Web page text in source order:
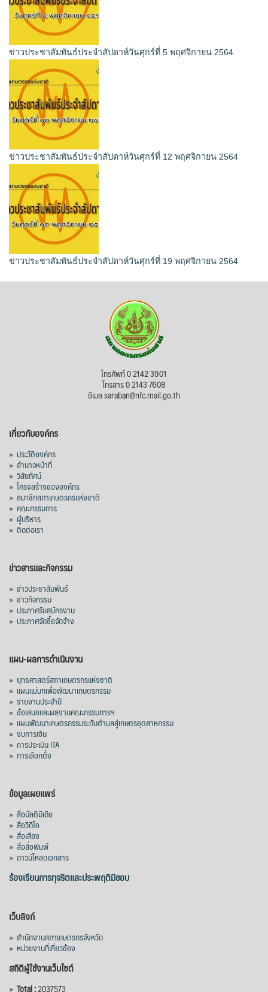
ข่าวประชาสัมพันธ์ประจำสัปดาห์วันศุกร์ที่ 5 พฤศจิกายน 2564
ข่าวประชาสัมพันธ์ประจำสัปดาห์วันศุกร์ที่ 12 พฤศจิกายน 2564
ข่าวประชาสัมพันธ์ประจำสัปดาห์วันศุกร์ที่ 19 พฤศจิกายน 2564
โทรศัพท์ 0 2142 3901
โทรสาร 0 2143 7608
อีเมล saraban@nfc.mail.go.th
เกี่ยวกับองค์กร
» ประวัติองค์กร
» อำนาจหน้าที่
» วิสัยทัศน์
» โครงสร้างขององค์กร
» สมาชิกสภาเกษตรกรแห่งชาติ
» คณะกรรมการ
» ผู้บริหาร
» ติดต่อเรา
ข่าวสารและกิจกรรม
» ข่าวประชาสัมพันธ์
» ข่าวกิจกรรม
» ประกาศรับสมัครงาน
» ประกาศจัดซื้อจัดจ้าง
แผน-ผลการดำเนินงาน
» ยุทธศาสตร์สภาเกษตรกรแห่งชาติ
» แผนแม่บทเพื่อพัฒนาเกษตรกรรม
» รายงานประจำปี
» ข้อเสนอและผลงานคณะกรรมการฯ
» แผนพัฒนาเกษตรกรรมระดับตำบลสู่เกษตรอุตสาหกรรม
» งบการเงิน
» การประเมิน ITA
» การเลือกตั้ง
ข้อมูลเผยแพร่
» สื่อมัลติมีเดีย
» สื่อวิดีโอ
» สื่อเสียง
» สื่อสิ่งพิมพ์
» ดาวน์โหลดเอกสาร
ร้องเรียนการทุจริตและประพฤติมิชอบ
เว็บลิงก์
» สำนักงานสภาเกษตรกรจังหวัด
» หน่วยงานที่เกี่ยวข้อง
สถิติผู้ใช้งานเว็บไซต์
» Total :2037573